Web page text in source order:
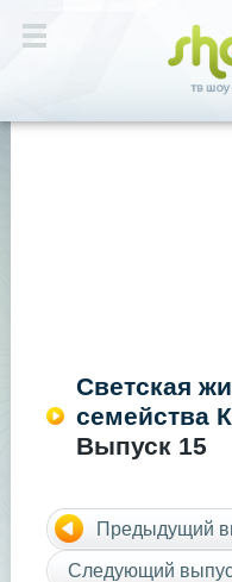
Светская
семейства
Выпуск 15
Предыдущий
Следующий